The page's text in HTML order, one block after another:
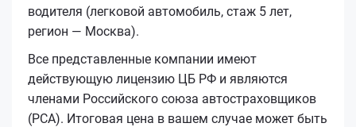
водителя (легковой автомобиль, стаж 5 лет,
регион — Москва).
Все представленные компании имеют
действующую лицензию ЦБ РФ и являются
членами Российского союза автостраховщиков
(РСА). Итоговая цена в вашем случае может быть